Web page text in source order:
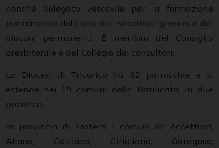
nonché delegato vescovile per la formazione
permanente del clero, dei sacerdoti giovani e dei
diaconi permanenti. È membro del Consiglio
presbiterale e del Collegio dei consultori.
La Diocesi di Tricarico ha 32 parrocchie e si
estende nei 19 comuni della Basilicata, in due
province.
In provincia di Matera i comuni di: Accettura,
Aliano, Calciano, Cirigliano, Garaguso,